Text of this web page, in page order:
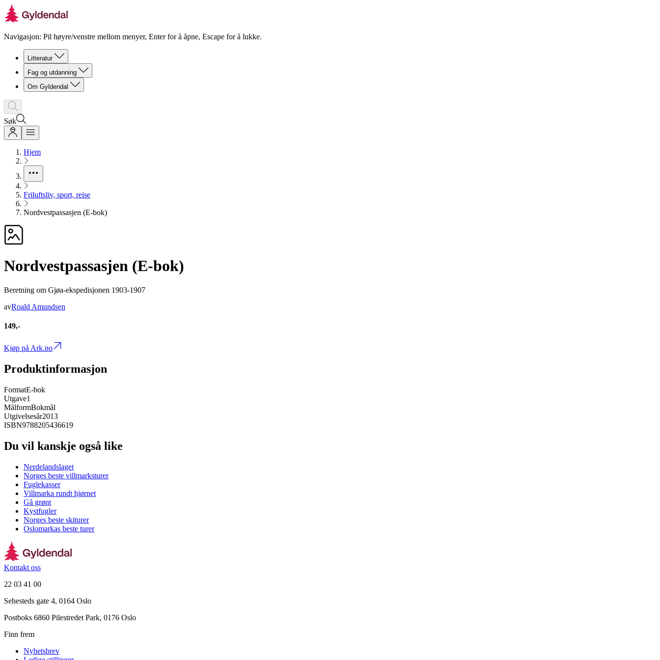
Navigasjon: Pil høyre/venstre mellom menyer, Enter for å åpne, Escape for å lukke.
Litteratur
Fag og utdanning
Om Gyldendal
Søk
Hjem
Friluftsliv, sport, reise
Nordvestpassasjen (E-bok)
Nordvestpassasjen (E-bok)
Beretning om Gjøa-ekspedisjonen 1903-1907
avRoald Amundsen
149,-
Kjøp på Ark.no
Produktinformasjon
FormatE-bok
Utgave1
MålformBokmål
Utgivelsesår2013
ISBN9788205436619
Du vil kanskje også like
Nerdelandslaget
Norges beste villmarksturer
Fuglekasser
Villmarka rundt hjørnet
Gå grønt
Kystfugler
Norges beste skiturer
Oslomarkas beste turer
Kontakt oss
22 03 41 00
Sehesteds gate 4, 0164 Oslo
Postboks 6860 Pilestredet Park, 0176 Oslo
Finn frem
Nyhetsbrev